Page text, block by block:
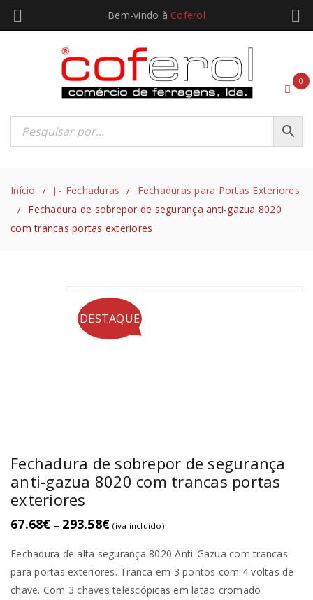
Bem-vindo à Coferol
0
Início / J - Fechaduras / Fechaduras para Portas Exteriores
/
Fechadura de sobrepor de segurança anti-gazua 8020
com trancas portas exteriores
DESTAQUE
Fechadura de sobrepor de segurança
anti-gazua 8020 com trancas portas
exteriores
67.68€ – 293.58€ (iva incluído)
Fechadura de alta segurança 8020 Anti-Gazua com trancas
para portas exteriores. Tranca em 3 pontos com 4 voltas de
chave. Com 3 chaves telescópicas em latão cromado